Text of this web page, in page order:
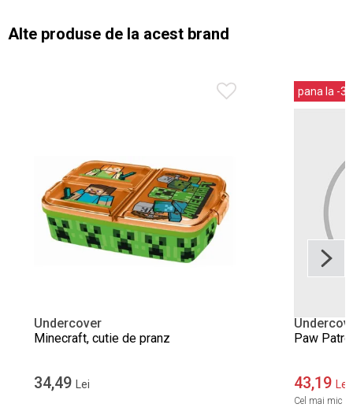
Alte produse de la acest brand
Undercover
Minecraft, cutie de pranz
34,49 Lei
pana la -
Paw
43,19 Lei
Cel mai mic